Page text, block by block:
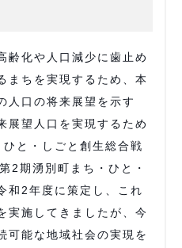
化や人口減少に歯止め
まちを実現するため、本
人口の将来展望を示す
展望人口を実現するため
と・しごと創生総合戦
2期湧別町まち・ひと・
和2年度に策定し、これ
実施してきましたが、今
可能な地域社会の実現を